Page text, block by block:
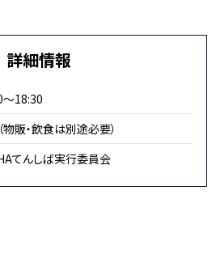
詳細情報
～18:30
物販・飲食は別途必要）
てんしば実行委員会